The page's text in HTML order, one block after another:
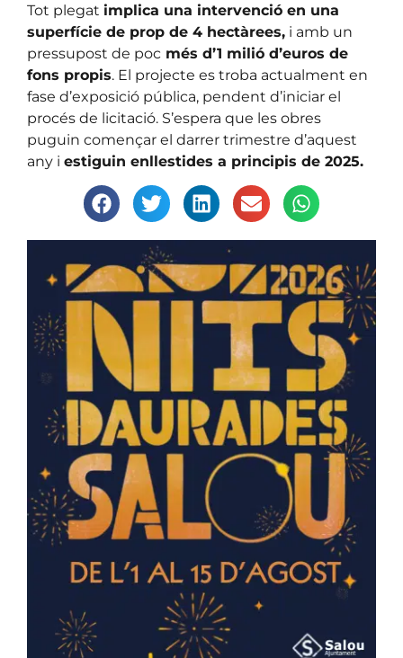
Tot plegat implica una intervenció en una
superfície de prop de 4 hectàrees, i amb un
pressupost de poc més d’1 milió d’euros de
fons propis. El projecte es troba actualment en
fase d’exposició pública, pendent d’iniciar el
procés de licitació. S’espera que les obres
puguin començar el darrer trimestre d’aquest
any i estiguin enllestides a principis de 2025.